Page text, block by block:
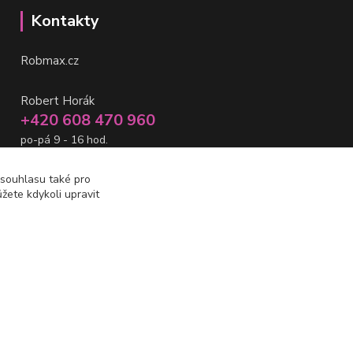
Kontakty
Robmax.cz
Robert Horák
+420 608 470 960
po-pá 9 - 16 hod.
info@robmax.cz
také pro
kdykoli upravit